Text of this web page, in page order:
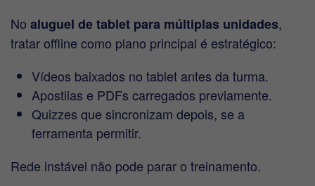
No aluguel de tablet para múltiplas unidades,
tratar offline como plano principal é estratégico:
Vídeos baixados no tablet antes da turma.
Apostilas e PDFs carregados previamente.
Quizzes que sincronizam depois, se a
ferramenta permitir.
Rede instável não pode parar o treinamento.